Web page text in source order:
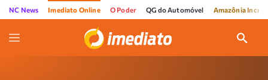
NC News Imediato Online O Poder QG do Automóvel Amazônia